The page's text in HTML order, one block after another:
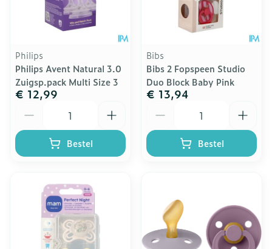
Philips
Philips Avent Natural 3.0
Zuigsp.pack Multi Size 3
€ 12,99
Bestel
Bibs
Bibs 2 Fopspeen Studio
Duo Block Baby Pink
€ 13,94
Bestel